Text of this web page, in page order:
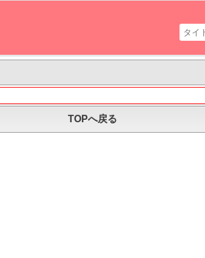
TOPへ戻る